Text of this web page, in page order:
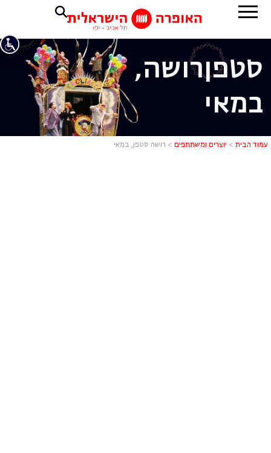
רושה
סטפןרושה,
במאי
עמוד הבית > יוצרים ומשתתפים > רושה סטפן, במאי